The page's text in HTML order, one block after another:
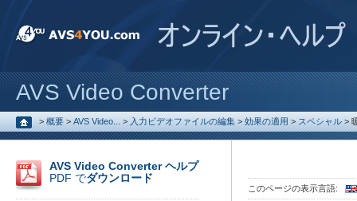
AVS Video Converter
> 概要 > AVS Video... > 入力ビデオファイルの編集 > 効果の適用 > スペシャル >
このページの表示言語:
AVS Video Converter ヘルプ
PDF でダウンロード